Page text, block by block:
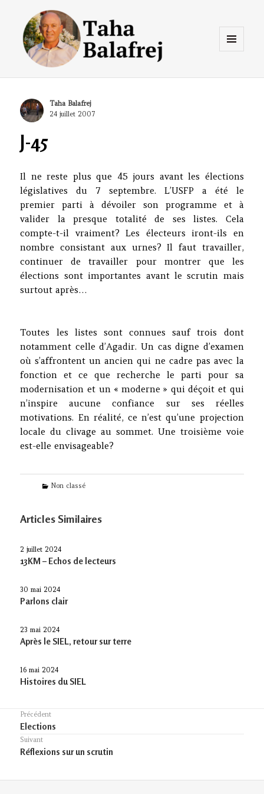
Taha Balafrej Blog
Author
Taha Balafrej
Posted
24 juillet 2007
J-45
Il ne reste plus que 45 jours avant les élections
législatives du 7 septembre. L’USFP a été le
premier parti à dévoiler son programme et à
valider la presque totalité de ses listes. Cela
compte-t-il vraiment? Les électeurs iront-ils en
nombre consistant aux urnes? Il faut travailler,
continuer de travailler pour montrer que les
élections sont importantes avant le scrutin mais
surtout après…
Toutes les listes sont connues sauf trois dont
notamment celle d’Agadir. Un cas digne d’examen
où s’affrontent un ancien qui ne cadre pas avec la
fonction et ce que recherche le parti pour sa
modernisation et un « moderne » qui déçoit et qui
n’inspire aucune confiance sur ses réelles
motivations. En réalité, ce n’est qu’une projection
locale du clivage au sommet. Une troisième voie
est-elle envisageable?
Categories
Non classé
Articles Similaires
2 juillet 2024
13KM – Echos de lecteurs
30 mai 2024
Parlons clair
23 mai 2024
Après le SIEL, retour sur terre
16 mai 2024
Histoires du SIEL
Navigation
de
l’article
Précédent
Previous
post:
Elections
Suivant
Article
Réflexions sur un scrutin